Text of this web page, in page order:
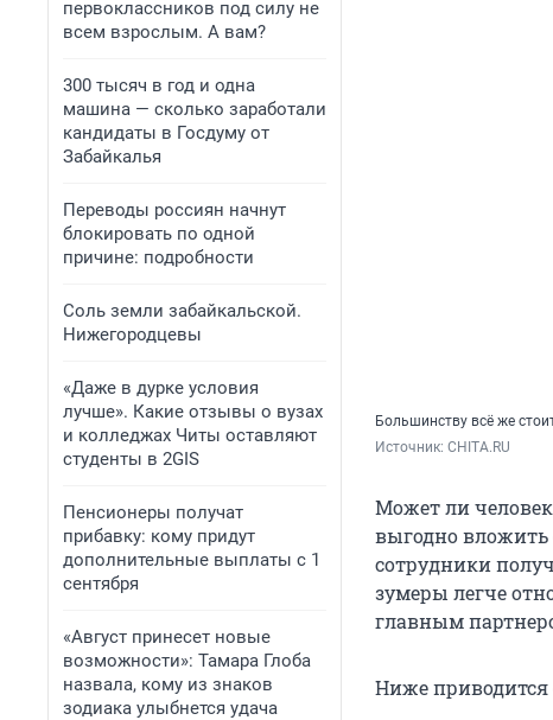
первоклассников под силу не
всем взрослым. А вам?
300 тысяч в год и одна
машина — сколько заработали
кандидаты в Госдуму от
Забайкалья
Переводы россиян начнут
блокировать по одной
причине: подробности
Соль земли забайкальской.
Нижегородцевы
«Даже в дурке условия
лучше». Какие отзывы о вузах
и колледжах Читы оставляют
студенты в 2GIS
Пенсионеры получат
прибавку: кому придут
дополнительные выплаты с 1
сентября
«Август принесет новые
возможности»: Тамара Глоба
назвала, кому из знаков
зодиака улыбнется удача
Большинству всё же
Источник: CHITA.RU
Может ли
выгодно вложить
сотрудники
зумеры легче
главным
Ниже